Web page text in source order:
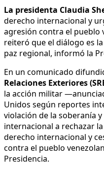
La presidenta Claudia
derecho internacional y
agresión contra el pueblo
reiteró que el diálogo es
paz regional, informó la
En un comunicado
Relaciones Exteriores
la acción militar
Unidos según reportes
violación de la soberanía
internacional a rechazar
derecho internacional y
contra el pueblo
Presidencia.